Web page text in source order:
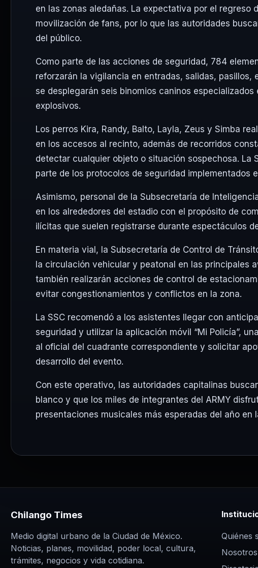
en las zonas aledañas. La expectativa por el regreso
movilización de fans, por lo que las autoridades
del público.
Como parte de las acciones de seguridad, 784
reforzarán la vigilancia en entradas, salidas,
se desplegarán seis binomios caninos
explosivos.
Los perros Kira, Randy, Balto, Layla, Zeus y Simba
en los accesos al recinto, además de recorridos
detectar cualquier objeto o situación sospechosa. La
parte de los protocolos de seguridad implementados
Asimismo, personal de la Subsecretaría de
en los alrededores del estadio con el propósito de
ilícitas que suelen registrarse durante espectáculos
En materia vial, la Subsecretaría de Control de
la circulación vehicular y peatonal en las principales
también realizarán acciones de control de
evitar congestionamientos y conflictos en la zona.
La SSC recomendó a los asistentes llegar con
seguridad y utilizar la aplicación móvil “Mi Policía”,
al oficial del cuadrante correspondiente y solicitar
desarrollo del evento.
Con este operativo, las autoridades capitalinas
blanco y que los miles de integrantes del ARMY
presentaciones musicales más esperadas del año en
Chilango Times
Medio digital urbano de la Ciudad de México.
Noticias, planes, movilidad, poder local, cultura,
trámites, negocios y vida cotidiana.
Quiénes
Nosotros